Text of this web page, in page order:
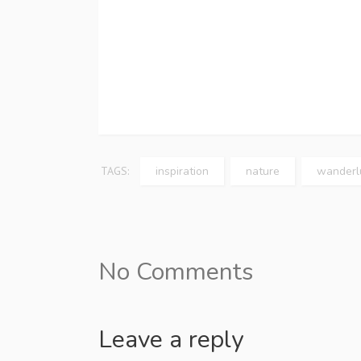
TAGS: inspiration nature
No Comments
Leave a reply